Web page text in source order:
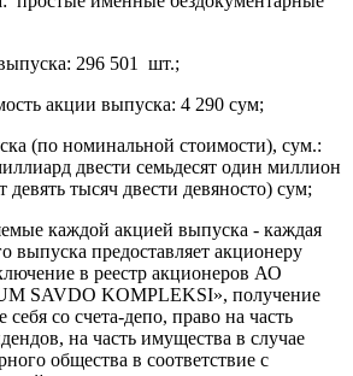
296 501 шт.;
акции выпуска: 4 290 сум;
(по номинальной стоимости), сум.:
двести семьдесят один миллион
девять тысяч двести девяносто) сум;
каждой акцией выпуска - каждая
выпуска предоставляет акционеру
в реестр акционеров АО
SAVDO KOMPLEKSI», получение
со счета-депо, право на часть
на часть имущества в случае
общества в соответствие с